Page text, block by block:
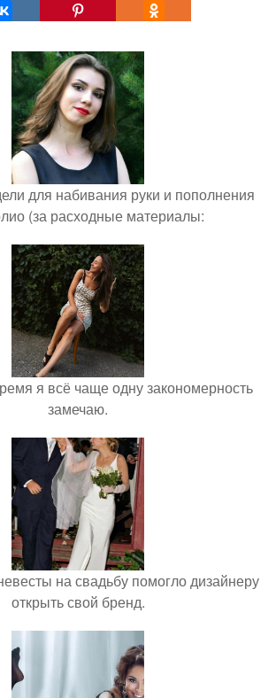
для набивания руки и пополнения
(за расходные материалы:
я всё чаще одну закономерность
замечаю.
на свадьбу помогло дизайнеру
открыть свой бренд.